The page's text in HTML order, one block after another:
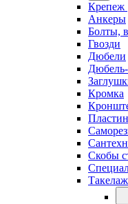
Крепеж
Анкеры
Болты,
Гвозди
Дюбели
Кромка
Скобы
Такелаж